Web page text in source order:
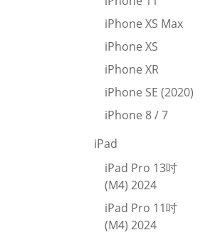
iPhone XS Max
iPhone XS
iPhone XR
iPhone SE (2020)
iPhone 8 / 7
iPad
iPad Pro 13吋
(M4) 2024
iPad Pro 11吋
(M4) 2024